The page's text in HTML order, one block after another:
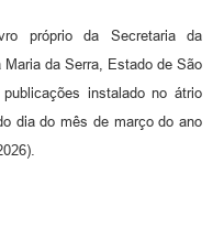
próprio da Secretaria da
da Serra, Estado de São
instalado no átrio
dia do mês de março do ano